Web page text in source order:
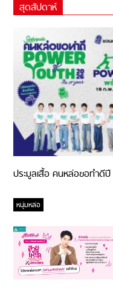
สุดสัปดาห์
ประมูลเสื้อ คนหล่อขอทำดี
หนุ่มหล่อ